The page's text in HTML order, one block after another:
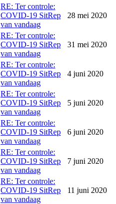
RE: Ter controle:
COVID-19 SitRep
van vandaag
28 mei 2020
RE: Ter controle:
COVID-19 SitRep
van vandaag
31 mei 2020
RE: Ter controle:
COVID-19 SitRep
van vandaag
4 juni 2020
RE: Ter controle:
COVID-19 SitRep
van vandaag
5 juni 2020
RE: Ter controle:
COVID-19 SitRep
van vandaag
6 juni 2020
RE: Ter controle:
COVID-19 SitRep
van vandaag
7 juni 2020
RE: Ter controle:
COVID-19 SitRep
van vandaag
11 juni 2020